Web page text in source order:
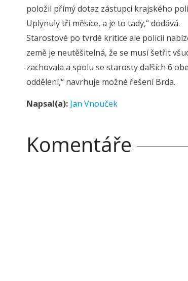
položil přímý dotaz zástupci krajského
Uplynuly tři měsíce, a je to tady,“ dodává.
Starostové po tvrdé kritice ale policii
země je neutěšitelná, že se musí šetřit
zachovala a spolu se starosty dalších 6
oddělení,“ navrhuje možné řešení Brda.
Napsal(a): Jan Vnouček
Komentáře